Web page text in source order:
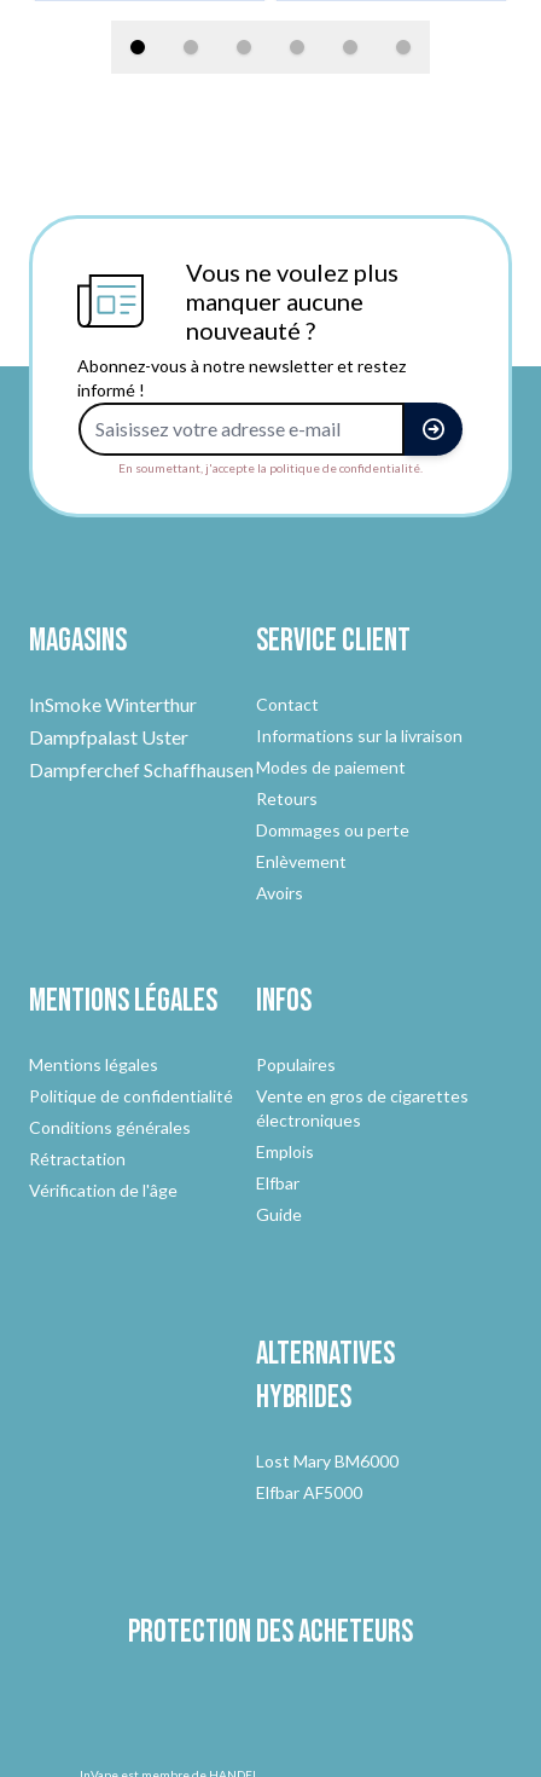
Vous ne voulez plus
manquer aucune
nouveauté ?
Abonnez-vous à notre newsletter et restez
informé !
En soumettant, j'accepte la politique de confidentialité.
Magasins
InSmoke Winterthur
Dampfpalast Uster
Dampferchef Schaffhausen
Service client
Contact
Informations sur la livraison
Modes de paiement
Retours
Dommages ou perte
Enlèvement
Avoirs
Mentions légales
Mentions légales
Politique de confidentialité
Conditions générales
Rétractation
Vérification de l'âge
Infos
Populaires
Vente en gros de cigarettes
électroniques
Emplois
Elfbar
Guide
Alternatives
hybrides
Lost Mary BM6000
Elfbar AF5000
Protection des acheteurs